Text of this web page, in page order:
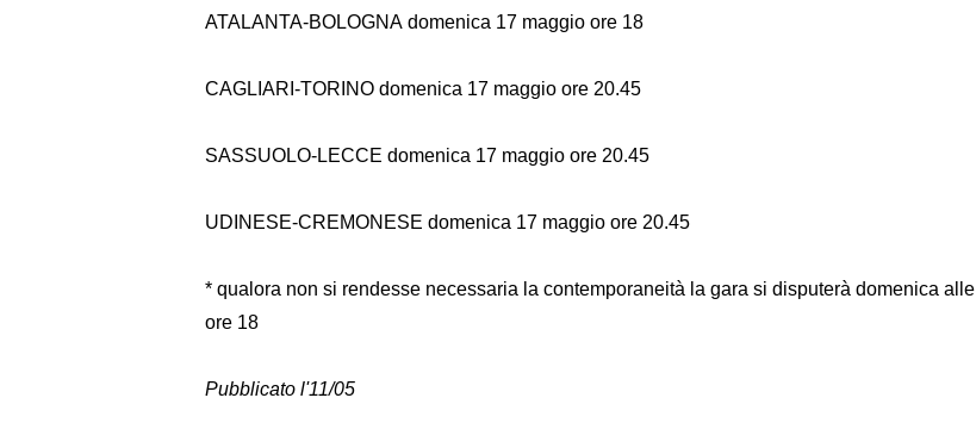
ATALANTA-BOLOGNA domenica 17 maggio ore 18
CAGLIARI-TORINO domenica 17 maggio ore 20.45
SASSUOLO-LECCE domenica 17 maggio ore 20.45
UDINESE-CREMONESE domenica 17 maggio ore 20.45
* qualora non si rendesse necessaria la contemporaneità la gara si disputerà domenica alle
ore 18
Pubblicato l'11/05